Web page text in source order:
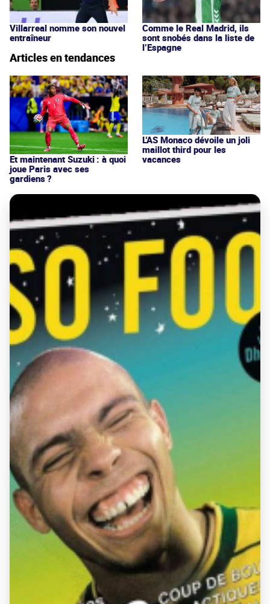
Villarreal nomme son nouvel
entraîneur
Comme le Real Madrid, ils
sont snobés dans la liste de
l’Espagne
Articles en tendances
Et maintenant Suzuki : à quoi
joue Paris avec ses
gardiens ?
L'AS Monaco dévoile un joli
maillot third pour les
vacances